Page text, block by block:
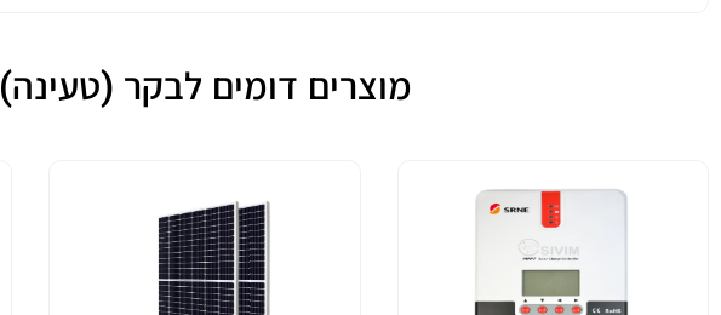
מוצרים דומים לבקר (טעינה) 50A סולארי 24V/12V